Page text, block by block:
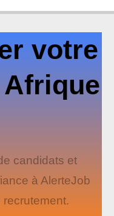
votre
candidats et
à AlerteJob